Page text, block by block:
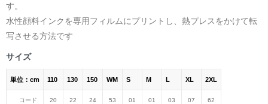
小説 [刺すように燃えるような眼差しは] -Version1.
挿画&グッズカタログ <デザイン画集:BEST版>
＜著者:挿画作成＞ 凛々風 猛 -リリカゼタケル
日本語版: https://amzn.asia/d/fMWTZVg
小説 [刺すように燃えるような眼差しは] -Version2.
挿画&グッズカタログ <デザイン画集:BEST版>
す。
水性顔料インクを専用フィルムにプリントし、熱プレスをかけて転
写させる方法です
サイズ
単位：cm 110 130 150 WM S M L XL 2XL
コード 20 22 24 53 01 01 03 07 62